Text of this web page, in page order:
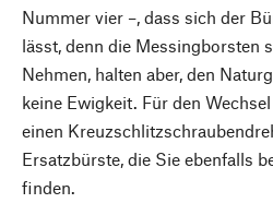
Nummer vier –, dass sich der
lässt, denn die Messingborsten
Nehmen, halten aber, den
keine Ewigkeit. Für den
einen
Ersatzbürste, die Sie ebenfalls
finden.